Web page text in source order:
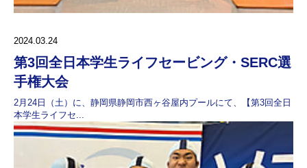
2024.03.24
第3回全日本学生ライフセービング・SERC選
手権大会
2月24日（土）に、静岡県静岡市西ヶ谷屋内プールにて、【第3回全日
本学生ライフセ...